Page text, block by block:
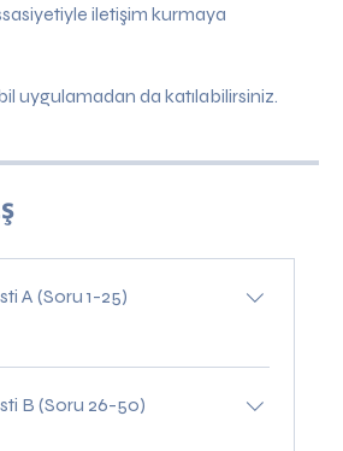
iletişim kurmaya
uygulamadan da katılabilirsiniz.
A (Soru 1-25)
B (Soru 26-50)